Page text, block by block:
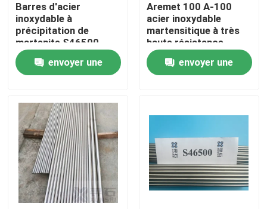
À la maison
Produits
Vidéos
À propos de nous
Visite de l'usine
Barres d'acier
inoxydable à
précipitation de
martenite S46500
haute résistance pour
applications
chirurgicales
envoyer une
Aremet 100 A-100
acier inoxydable
martensitique à très
haute résistance
envoyer une